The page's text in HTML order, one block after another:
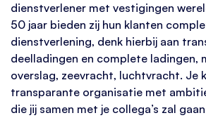
dienstverlener met vestigingen
50 jaar bieden zij hun klanten
dienstverlening, denk hierbij aan
deelladingen en complete ladingen,
overslag, zeevracht, luchtvracht. Je
transparante organisatie met
die jij samen met je collega’s zal